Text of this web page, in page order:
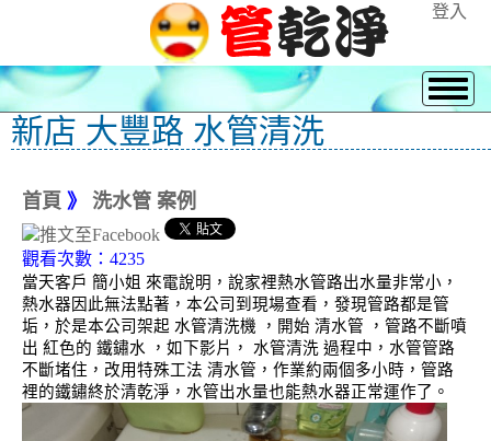
登入
新店 大豐路 水管清洗
首頁 》 洗水管 案例
觀看次數：4235
當天客戶 簡小姐 來電說明，說家裡熱水管路出水量非常小，
熱水器因此無法點著，本公司到現場查看，發現管路都是管
垢，於是本公司架起 水管清洗機 ，開始 清水管 ，管路不斷噴
出 紅色的 鐵鏽水 ，如下影片， 水管清洗 過程中，水管管路
不斷堵住，改用特殊工法 清水管，作業約兩個多小時，管路
裡的鐵鏽終於清乾淨，水管出水量也能熱水器正常運作了。